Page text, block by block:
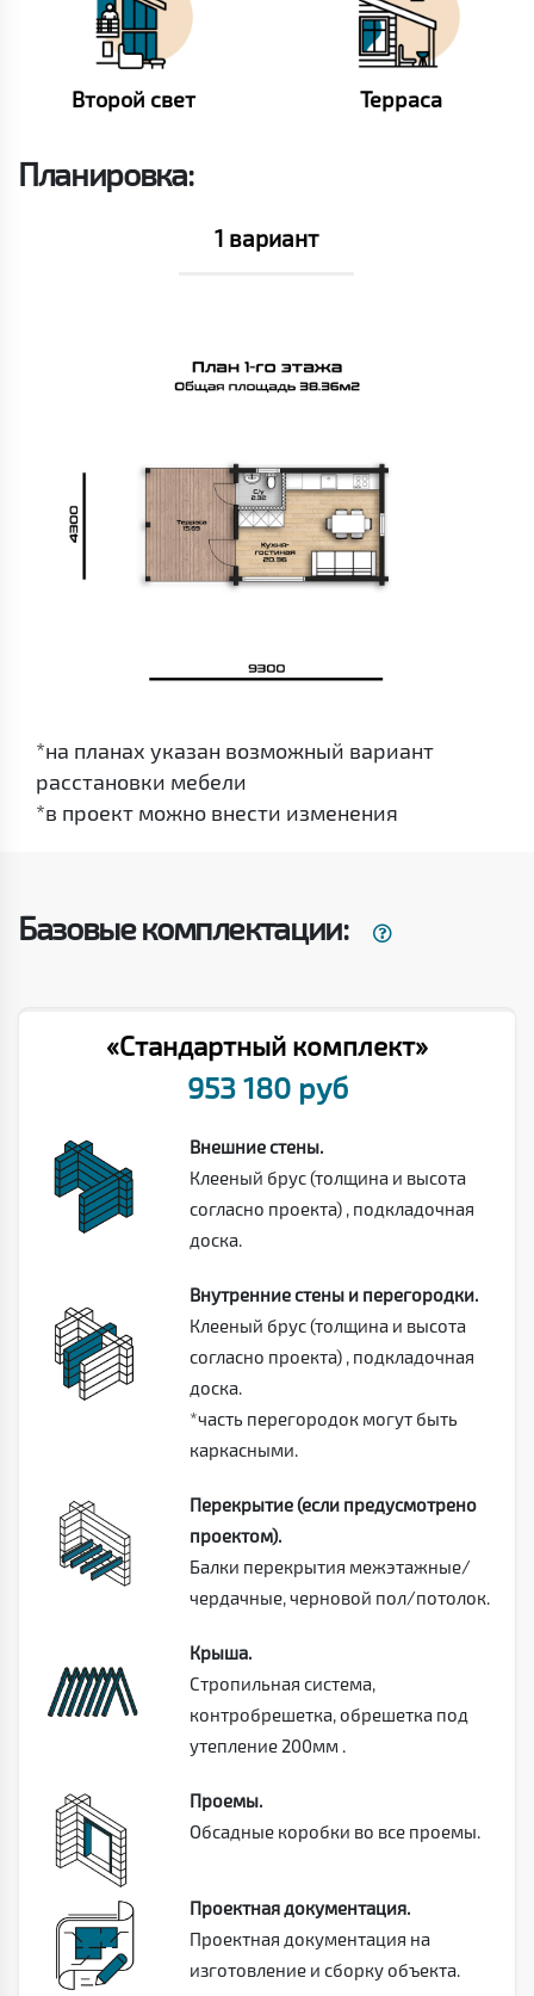
Второй свет Терраса
Планировка:
1 вариант
*на планах указан возможный вариант
расстановки мебели
*в проект можно внести изменения
Базовые комплектации:
«Стандартный комплект»
953 180 руб
Внешние стены.
Клееный брус (толщина и высота
согласно проекта) , подкладочная
доска.
Внутренние стены и перегородки.
Клееный брус (толщина и высота
согласно проекта) , подкладочная
доска.
*часть перегородок могут быть
каркасными.
Перекрытие (если предусмотрено
проектом).
Балки перекрытия межэтажные/
чердачные, черновой пол/потолок.
Крыша.
Стропильная система,
контробрешетка, обрешетка под
утепление 200мм .
Проемы.
Обсадные коробки во все проемы.
Проектная документация.
Проектная документация на
изготовление и сборку объекта.